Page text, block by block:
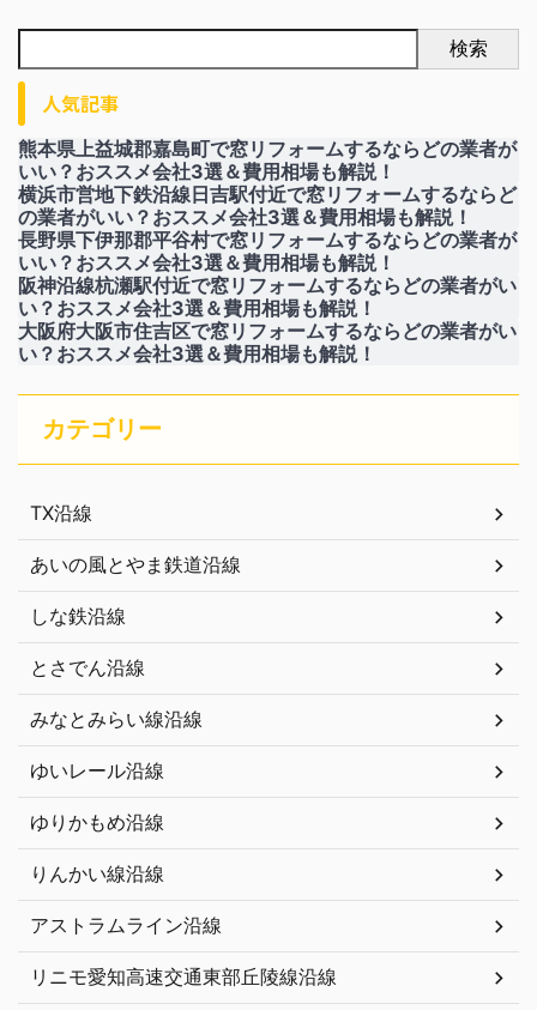
検索
人気記事
熊本県上益城郡嘉島町で窓リフォームするならどの業者が
いい？おススメ会社3選＆費用相場も解説！
横浜市営地下鉄沿線日吉駅付近で窓リフォームするならど
の業者がいい？おススメ会社3選＆費用相場も解説！
長野県下伊那郡平谷村で窓リフォームするならどの業者が
いい？おススメ会社3選＆費用相場も解説！
阪神沿線杭瀬駅付近で窓リフォームするならどの業者がい
い？おススメ会社3選＆費用相場も解説！
大阪府大阪市住吉区で窓リフォームするならどの業者がい
い？おススメ会社3選＆費用相場も解説！
カテゴリー
TX沿線
あいの風とやま鉄道沿線
しな鉄沿線
とさでん沿線
みなとみらい線沿線
ゆいレール沿線
ゆりかもめ沿線
りんかい線沿線
アストラムライン沿線
リニモ愛知高速交通東部丘陵線沿線